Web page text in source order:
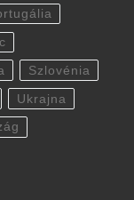
Szlovénia
Ukrajna